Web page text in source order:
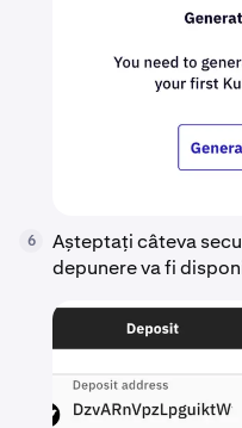
6
Așteptați câteva
depunere va fi